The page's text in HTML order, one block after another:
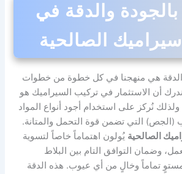
بالجودة والدقة في
الصالحية
هي منهجنا في كل خطوة من خطوات
أن الاستثمار في تركيب السيراميك هو
نُركز على استخدام أجود أنواع المواد
(الجص) التي تضمن قوة التحمل والمتانة.
الصالحية يُولون اهتماماً خاصاً لتسوية
وضمان التوافق التام بين البلاط
تماماً وخالٍ من أي عيوب. هذه الدقة